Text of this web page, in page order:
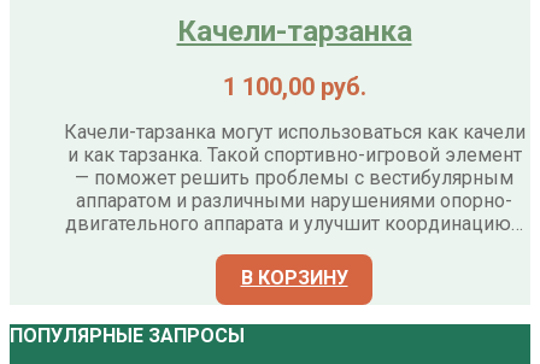
Качели-тарзанка
1 100,00 руб.
Качели-тарзанка могут использоваться как качели
и как тарзанка. Такой спортивно-игровой элемент
— поможет решить проблемы с вестибулярным
аппаратом и различными нарушениями опорно-
двигательного аппарата и улучшит координацию…
В КОРЗИНУ
ПОПУЛЯРНЫЕ ЗАПРОСЫ